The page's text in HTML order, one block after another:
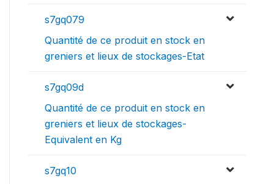
s7gq079
Quantité de ce produit en stock en
greniers et lieux de stockages-Etat
s7gq09d
Quantité de ce produit en stock en
greniers et lieux de stockages-
Equivalent en Kg
s7gq10